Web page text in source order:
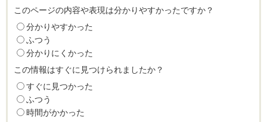
このページの内容や表現は分かりやすかったですか？
分かりやすかった
ふつう
分かりにくかった
この情報はすぐに見つけられましたか？
すぐに見つかった
ふつう
時間がかかった